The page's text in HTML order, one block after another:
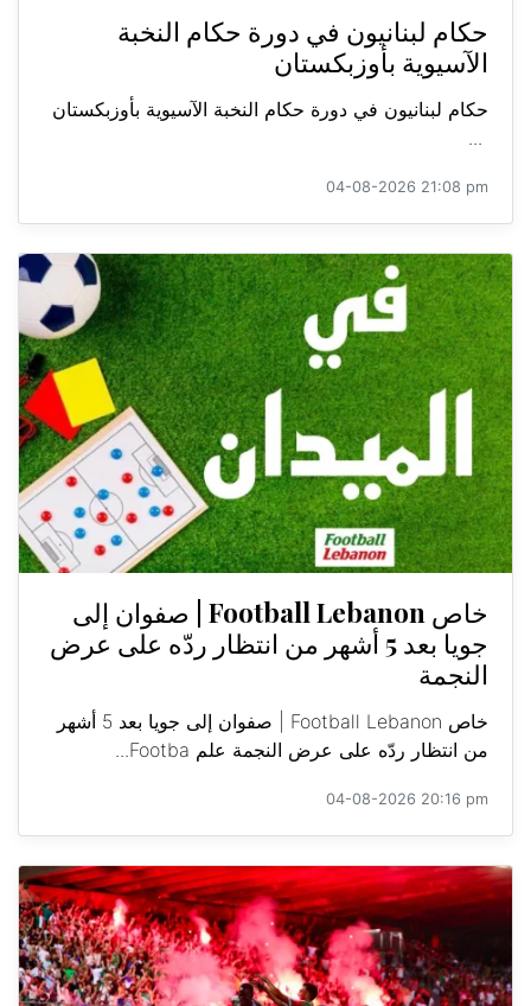
حكام لبنانيون في دورة حكام النخبة
الآسيوية بأوزبكستان
حكام لبنانيون في دورة حكام النخبة الآسيوية بأوزبكستان
...
04-08-2026 21:08 pm
خاص Football Lebanon | صفوان إلى
جويا بعد 5 أشهر من انتظار ردّه على عرض
النجمة
خاص Football Lebanon | صفوان إلى جويا بعد 5 أشهر
من انتظار ردّه على عرض النجمة علم Footba...
04-08-2026 20:16 pm